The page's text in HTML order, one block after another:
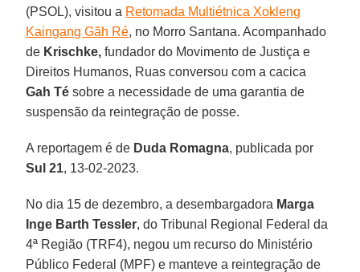
(PSOL), visitou a Retomada Multiétnica Xokleng
Kaingang Gãh Ré, no Morro Santana. Acompanhado
de Krischke, fundador do Movimento de Justiça e
Direitos Humanos, Ruas conversou com a cacica
Gah Tésobre a necessidade de uma garantia de
suspensão da reintegração de posse.
A reportagem é de Duda Romagna, publicada por
Sul 21, 13-02-2023.
No dia 15 de dezembro, a desembargadora Marga
Inge Barth Tessler, do Tribunal Regional Federal da
4ª Região (TRF4), negou um recurso do Ministério
Público Federal (MPF) e manteve a reintegração de